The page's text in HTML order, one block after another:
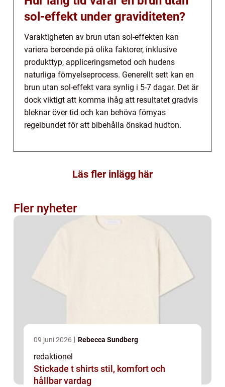
sol-effekt under graviditeten?
Varaktigheten av brun utan sol-effekten kan
variera beroende på olika faktorer, inklusive
produkttyp, appliceringsmetod och hudens
naturliga förnyelseprocess. Generellt sett kan en
brun utan sol-effekt vara synlig i 5-7 dagar. Det är
dock viktigt att komma ihåg att resultatet gradvis
bleknar över tid och kan behöva förnyas
regelbundet för att bibehålla önskad hudton.
Läs fler inlägg här
Fler nyheter
09 juni 2026 Rebecca Sundberg
redaktionel
Stickade t shirts stil, komfort och
hållbar vardag